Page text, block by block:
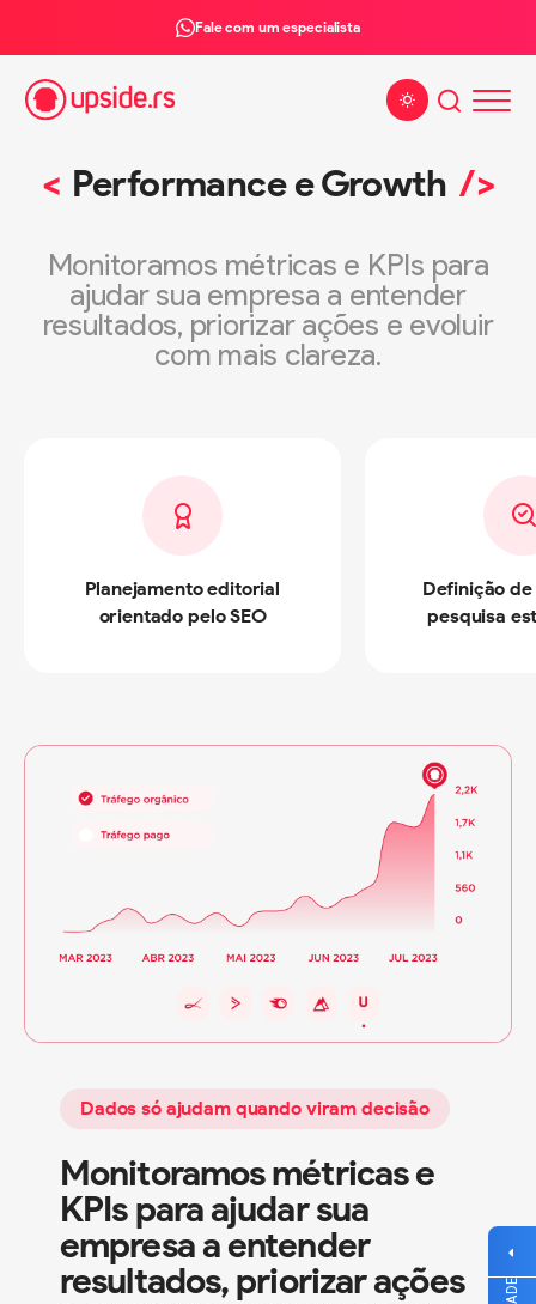
Fale com um especialista
Alterar tema
Performance e Growth
Monitoramos métricas e KPIs para
ajudar sua empresa a entender
resultados, priorizar ações e evoluir
com mais clareza.
Planejamento editorial
orientado pelo SEO
Definição
pesquisa
Dados só ajudam quando viram decisão
Monitoramos métricas e
KPIs para ajudar sua
empresa a entender
resultados, priorizar ações